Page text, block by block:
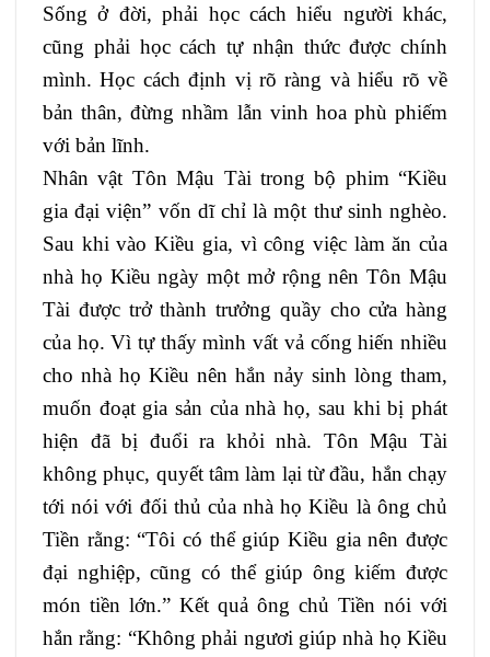
Sống ở đời, phải học cách hiểu người khác,
cũng phải học cách tự nhận thức được chính
mình. Học cách định vị rõ ràng và hiểu rõ về
bản thân, đừng nhầm lẫn vinh hoa phù phiếm
với bản lĩnh.
Nhân vật Tôn Mậu Tài trong bộ phim “Kiều
gia đại viện” vốn dĩ chỉ là một thư sinh nghèo.
Sau khi vào Kiều gia, vì công việc làm ăn của
nhà họ Kiều ngày một mở rộng nên Tôn Mậu
Tài được trở thành trưởng quầy cho cửa hàng
của họ. Vì tự thấy mình vất vả cống hiến nhiều
cho nhà họ Kiều nên hắn nảy sinh lòng tham,
muốn đoạt gia sản của nhà họ, sau khi bị phát
hiện đã bị đuổi ra khỏi nhà. Tôn Mậu Tài
không phục, quyết tâm làm lại từ đầu, hắn chạy
tới nói với đối thủ của nhà họ Kiều là ông chủ
Tiền rằng: “Tôi có thể giúp Kiều gia nên được
đại nghiệp, cũng có thể giúp ông kiếm được
món tiền lớn.” Kết quả ông chủ Tiền nói với
hắn rằng: “Không phải ngươi giúp nhà họ Kiều